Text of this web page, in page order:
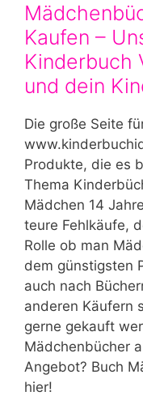
Kaufen –
Kinderbuch
und dein
Die große Seite
Produkte, die es
Thema
Mädchen 14
teure Fehlkäufe,
Rolle ob man
dem günstigsten
auch nach
anderen Käufern
gerne gekauft
Mädchenbücher
Angebot? Buch
hier!